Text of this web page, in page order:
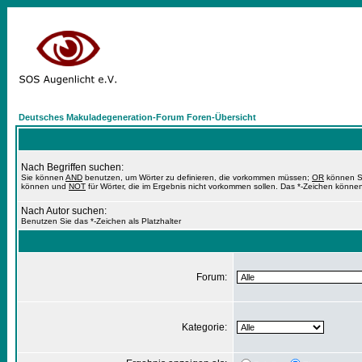
Deutsches Makuladegeneration-Forum Foren-Übersicht
Nach Begriffen suchen:
Sie können AND benutzen, um Wörter zu definieren, die vorkommen müssen; OR können
können und NOT für Wörter, die im Ergebnis nicht vorkommen sollen. Das *-Zeichen
Nach Autor suchen:
Benutzen Sie das *-Zeichen als Platzhalter
Forum:
Kategorie: